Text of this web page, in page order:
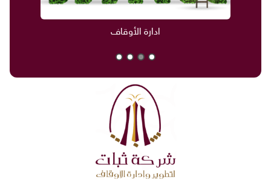
ادارة الأوقاف